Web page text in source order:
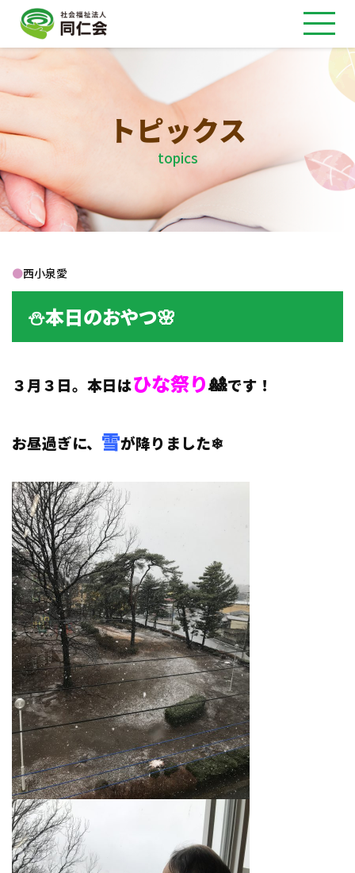
トピックス
topics
●西小泉愛
⛄本日のおやつ🌸
３月３日。本日はひな祭り🎎です！
お昼過ぎに、 雪が降りました❄